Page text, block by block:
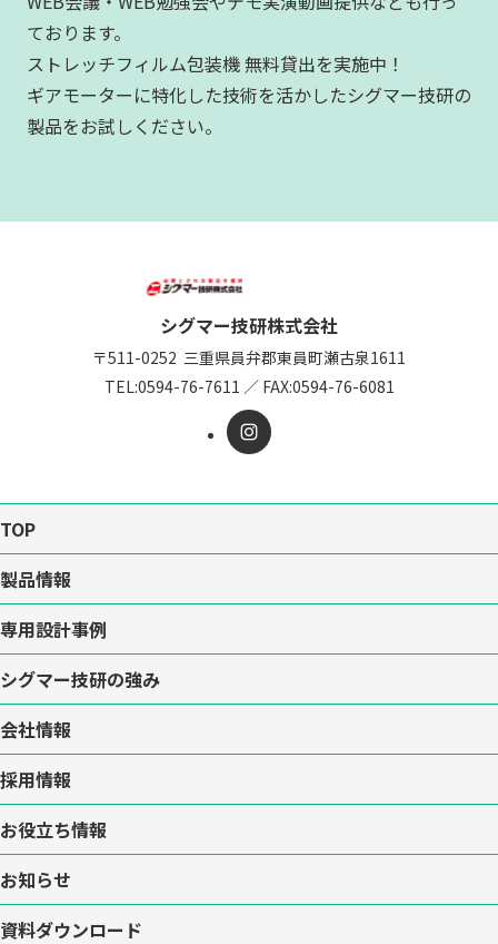
ております。
ストレッチフィルム包装機 無料貸出を実施中！
ギアモーターに特化した技術を活かしたシグマー技研の
製品をお試しください。
シグマー技研株式会社
〒511-0252 三重県員弁郡東員町瀬古泉1611
TEL:0594-76-7611 ／ FAX:0594-76-6081
TOP
製品情報
専用設計事例
シグマー技研の強み
会社情報
採用情報
お役立ち情報
お知らせ
資料ダウンロード